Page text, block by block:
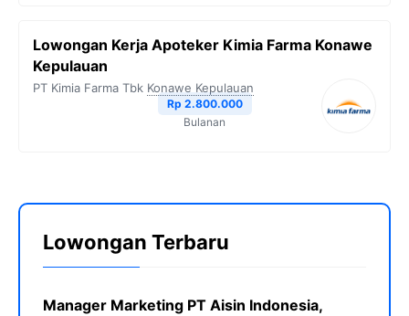
Lowongan Kerja Apoteker Kimia Farma Konawe
Kepulauan
PT Kimia Farma Tbk Konawe Kepulauan
Rp 2.800.000
Bulanan
Lowongan Terbaru
Manager Marketing PT Aisin Indonesia,